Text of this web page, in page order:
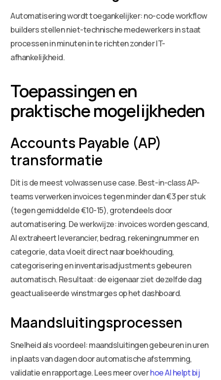
Automatisering wordt toegankelijker: no-code workflow
builders stellen niet-technische medewerkers in staat
processen in minuten in te richten zonder IT-
afhankelijkheid.
Toepassingen en
praktische mogelijkheden
Accounts Payable (AP)
transformatie
Dit is de meest volwassen use case. Best-in-class AP-
teams verwerken invoices tegen minder dan €3 per stuk
(tegen gemiddelde €10-15), grotendeels door
automatisering. De werkwijze: invoices worden gescand,
AI extraheert leverancier, bedrag, rekeningnummer en
categorie, data vloeit direct naar boekhouding,
categorisering en inventarisadjustments gebeuren
automatisch. Resultaat: de eigenaar ziet dezelfde dag
geactualiseerde winstmarges op het dashboard.
Maandsluitingsprocessen
Snelheid als voordeel: maandsluitingen gebeuren in uren
in plaats van dagen door automatische afstemming,
validatie en rapportage. Lees meer overhoe AI helpt bij